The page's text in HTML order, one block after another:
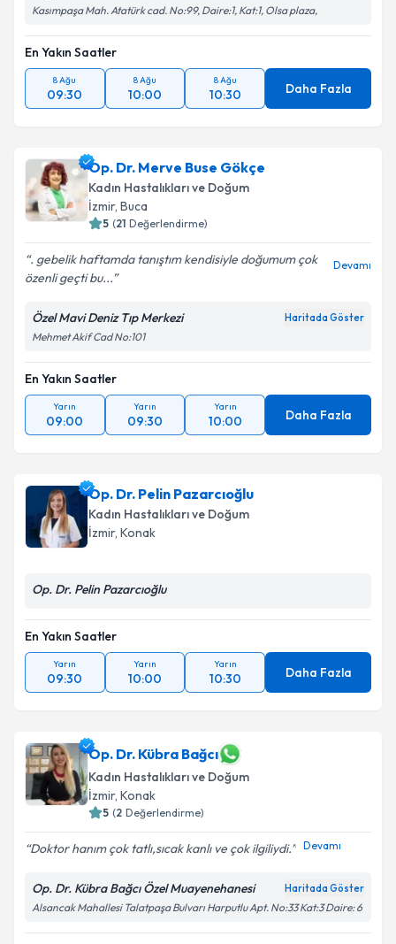
Kasımpaşa Mah. Atatürk cad. No:99, Daire:1, Kat:1, Olsa plaza,
En Yakın Saatler
8 Ağu
09:30
8 Ağu
10:00
8 Ağu
10:30 Daha Fazla
Op. Dr. Merve Buse Gökçe
Kadın Hastalıkları ve Doğum
İzmir, Buca
5 (21 Değerlendirme)
. gebelik haftamda tanıştım kendisiyle doğumum çok
özenli geçti bu...
Devamı
Özel Mavi Deniz Tıp Merkezi Haritada Göster
Mehmet Akif Cad No:101
En Yakın Saatler
Yarın
09:00
Yarın
09:30
Yarın
10:00 Daha Fazla
Op. Dr. Pelin Pazarcıoğlu
Kadın Hastalıkları ve Doğum
İzmir, Konak
Op. Dr. Pelin Pazarcıoğlu
En Yakın Saatler
Yarın
09:30
Yarın
10:00
Yarın
10:30 Daha Fazla
Op. Dr. Kübra Bağcı
Kadın Hastalıkları ve Doğum
İzmir, Konak
5 (2 Değerlendirme)
Doktor hanım çok tatlı,sıcak kanlı ve çok ilgiliydi.️ Devamı
Op. Dr. Kübra Bağcı Özel Muayenehanesi Haritada Göster
Alsancak Mahallesi Talatpaşa Bulvarı Harputlu Apt. No:33 Kat:3 Daire: 6